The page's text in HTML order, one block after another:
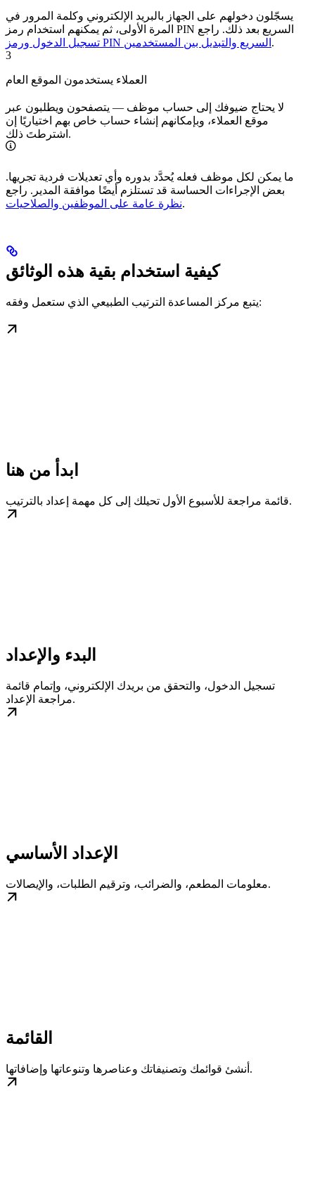
يسجّلون دخولهم على الجهاز بالبريد الإلكتروني وكلمة المرور في
المرة الأولى، ثم يمكنهم استخدام رمز PIN السريع بعد ذلك. راجع
تسجيل الدخول ورمز PIN السريع والتبديل بين المستخدمين .
3
العملاء يستخدمون الموقع العام
لا يحتاج ضيوفك إلى حساب موظف — يتصفحون ويطلبون عبر
موقع العملاء، وبإمكانهم إنشاء حساب خاص بهم اختياريًا إن
اشترطتَ ذلك.
ما يمكن لكل موظف فعله يُحدَّد بدوره وأي تعديلات فردية تجريها.
بعض الإجراءات الحساسة قد تستلزم أيضًا موافقة المدير. راجع
نظرة عامة على الموظفين والصلاحيات.
كيفية استخدام بقية هذه الوثائق
يتبع مركز المساعدة الترتيب الطبيعي الذي ستعمل وفقه:
ابدأ من هنا
قائمة مراجعة للأسبوع الأول تحيلك إلى كل مهمة إعداد بالترتيب.
البدء والإعداد
تسجيل الدخول، والتحقق من بريدك الإلكتروني، وإتمام قائمة
مراجعة الإعداد.
الإعداد الأساسي
معلومات المطعم، والضرائب، وترقيم الطلبات، والإيصالات.
القائمة
أنشئ قوائمك وتصنيفاتك وعناصرها وتنوعاتها وإضافاتها.